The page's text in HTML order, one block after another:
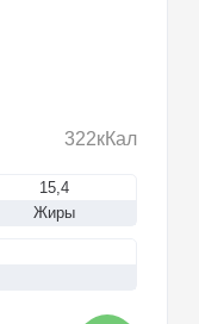
322кКал
15,4
Жиры